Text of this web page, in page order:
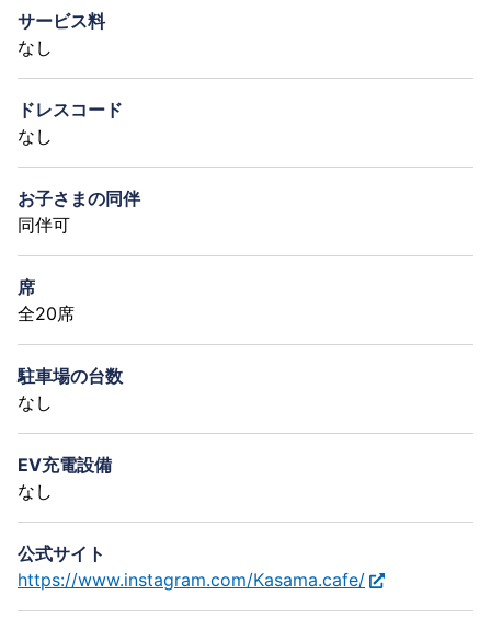
サービス料
なし
ドレスコード
なし
お子さまの同伴
同伴可
席
全20席
駐車場の台数
なし
EV充電設備
なし
公式サイト
https://www.instagram.com/Kasama.cafe/